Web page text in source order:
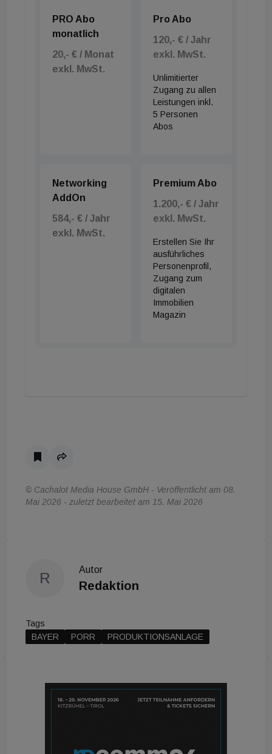
PRO Abo
monatlich
20,- € / Monat
exkl. MwSt.
Pro Abo
120,- € / Jahr
exkl. MwSt.
Unlimitierter
Zugang zu allen
Leistungen inkl.
5 Personen
Abos
Networking
AddOn
584,- € / Jahr
exkl. MwSt.
Premium Abo
1.200,- € / Jahr
exkl. MwSt.
Erstellen Sie Ihr
ausführliches
Personenprofil,
Zugang zum
digitalen
Immobilien
Magazin
© Cachalot Media House GmbH - Veröffentlicht am 08.
Mai 2026 - zuletzt bearbeitet am 15. Mai 2026
R
Autor
Redaktion
Tags
BAYER
PORR PRODUKTIONSANLAGE